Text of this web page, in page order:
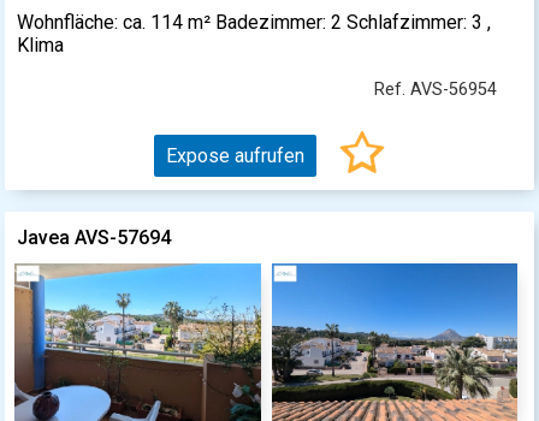
Wohnfläche: ca. 114 m² Badezimmer: 2 Schlafzimmer: 3 ,
Klima
Ref. AVS-56954
Expose aufrufen
Javea AVS-57694